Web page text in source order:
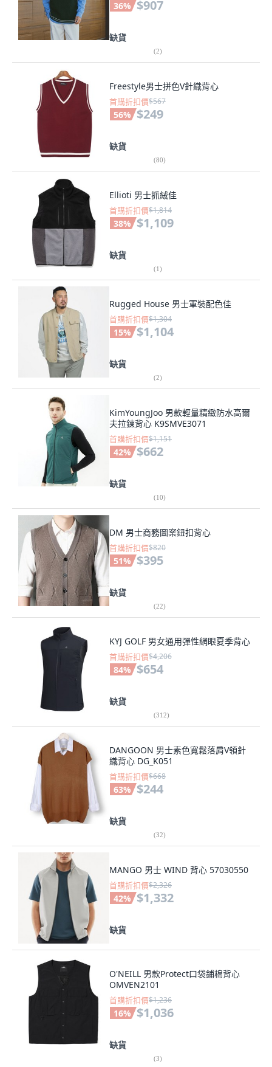
36% $907
缺貨
(2)
Freestyle男士拼色V針織背心
首購折扣價$567
56% $249
缺貨
(80)
Ellioti 男士抓絨佳
首購折扣價$1,814
38% $1,109
缺貨
(1)
Rugged House 男士軍裝配色佳
首購折扣價$1,304
15% $1,104
缺貨
(2)
KimYoungJoo 男款輕量精緻防水高爾
夫拉鍊背心 K9SMVE3071
首購折扣價$1,151
42% $662
缺貨
(10)
DM 男士商務圖案鈕扣背心
首購折扣價$820
51% $395
缺貨
(22)
KYJ GOLF 男女通用彈性網眼夏季背心
首購折扣價$4,206
84% $654
缺貨
(312)
DANGOON 男士素色寬鬆落肩V領針
織背心 DG_K051
首購折扣價$668
63% $244
缺貨
(32)
MANGO 男士 WIND 背心 57030550
首購折扣價$2,326
42% $1,332
缺貨
O'NEILL 男款Protect口袋鋪棉背心
OMVEN2101
首購折扣價$1,236
16% $1,036
缺貨
(3)